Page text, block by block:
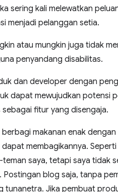
sering kali melewatkan
menjadi pelanggan setia.
atau mungkin juga tidak
penyandang disabilitas.
dan developer dengan
dapat mewujudkan potensi
fitur yang disengaja.
makanan enak
membagikannya.
saya, tetapi saya tidak
blog saja, tanpa
tunanetra. Jika pembuat